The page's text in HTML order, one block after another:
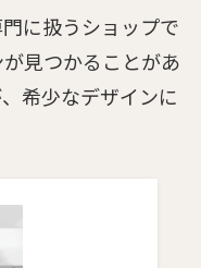
に扱うショップで
見つかることがあ
希少なデザインに